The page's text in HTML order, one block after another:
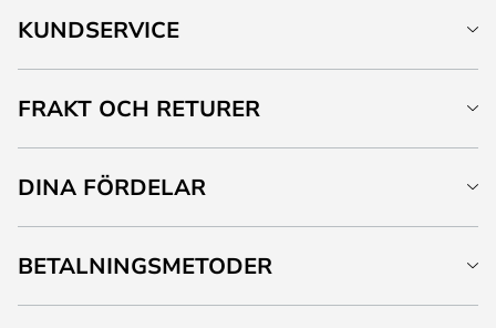
KUNDSERVICE
FRAKT OCH RETURER
DINA FÖRDELAR
BETALNINGSMETODER